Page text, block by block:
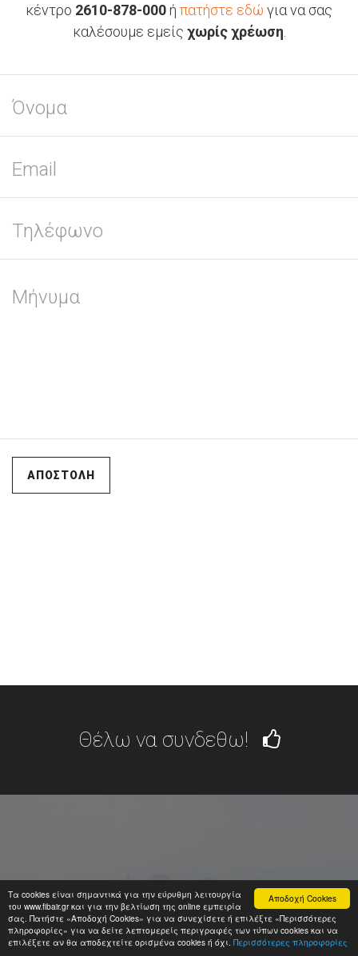
Αποδοχή Cookies
Τα cookies είναι σημαντικά για την εύρυθμη λειτουργία
του www.fibair.gr και για την βελτίωση της online εμπειρία
σας. Πατήστε «Αποδοχή Cookies» για να συνεχίσετε ή επιλέξτε «Περισσότερες
πληροφορίες» για να δείτε λεπτομερείς περιγραφές των τύπων cookies και να
επιλέξετε αν θα αποδεχτείτε ορισμένα cookies ή όχι. Περισσότερες πληροφορίες
κέντρο 2610-878-000 ή πατήστε εδώ για να σας
καλέσουμε εμείς χωρίς χρέωση
ΑΠΟΣΤΟΛΗ
Θέλω να συνδεθω!
ΤΗΛΕΦΩΝΟ
2610-878-000